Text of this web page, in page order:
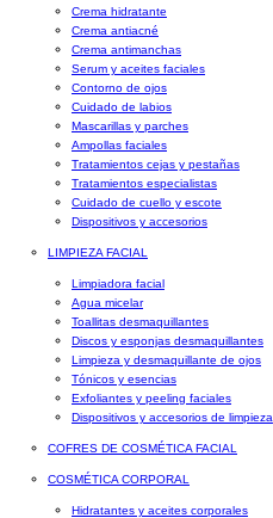
Crema hidratante
Crema antiacné
Crema antimanchas
Serum y aceites faciales
Contorno de ojos
Cuidado de labios
Mascarillas y parches
Ampollas faciales
Tratamientos cejas y pestañas
Tratamientos especialistas
Cuidado de cuello y escote
Dispositivos y accesorios
LIMPIEZA FACIAL
Limpiadora facial
Agua micelar
Toallitas desmaquillantes
Discos y esponjas desmaquillantes
Limpieza y desmaquillante de ojos
Tónicos y esencias
Exfoliantes y peeling faciales
Dispositivos y accesorios de limpieza
COFRES DE COSMÉTICA FACIAL
COSMÉTICA CORPORAL
Hidratantes y aceites corporales